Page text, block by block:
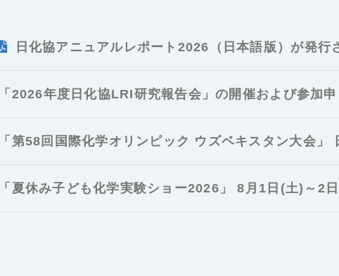
日化協アニュアルレポート2026（日本語版）が発行
「2026年度日化協LRI研究報告会」の開催および参加
「第58回国際化学オリンピック ウズベキスタン大会」
「夏休み子ども化学実験ショー2026」 8月1日(土)～2